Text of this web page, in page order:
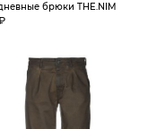
брюки THE.NIM